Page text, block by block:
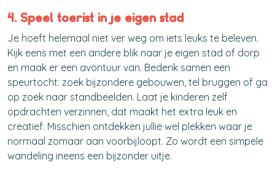
4. Speel toerist in je eigen stad
Je hoeft helemaal niet ver weg om iets leuks te beleven.
Kijk eens met een andere blik naar je eigen stad of dorp
en maak er een avontuur van. Bedenk samen een
speurtocht: zoek bijzondere gebouwen, tel bruggen of ga
op zoek naar standbeelden. Laat je kinderen zelf
opdrachten verzinnen, dat maakt het extra leuk en
creatief. Misschien ontdekken jullie wel plekken waar je
normaal zomaar aan voorbijloopt. Zo wordt een simpele
wandeling ineens een bijzonder uitje.